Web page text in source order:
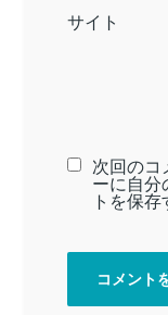
サイト
次回のコ
ーに自分
トを保存